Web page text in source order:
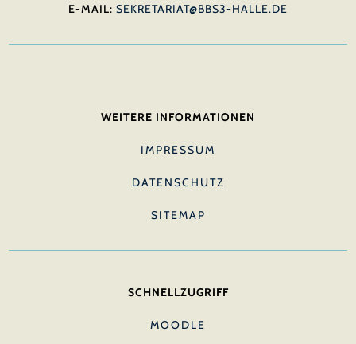
E-MAIL: SEKRETARIAT@BBS3-HALLE.DE
WEITERE INFORMATIONEN
IMPRESSUM
DATENSCHUTZ
SITEMAP
SCHNELLZUGRIFF
MOODLE